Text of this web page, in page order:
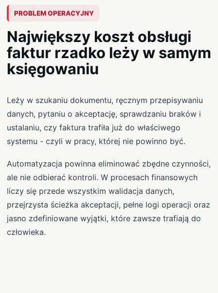
PROBLEM OPERACYJNY
Największy koszt obsługi
faktur rzadko leży w samym
księgowaniu
Leży w szukaniu dokumentu, ręcznym przepisywaniu
danych, pytaniu o akceptację, sprawdzaniu braków i
ustalaniu, czy faktura trafiła już do właściwego
systemu - czyli w pracy, której nie powinno być.
Automatyzacja powinna eliminować zbędne czynności,
ale nie odbierać kontroli. W procesach finansowych
liczy się przede wszystkim walidacja danych,
przejrzysta ścieżka akceptacji, pełne logi operacji oraz
jasno zdefiniowane wyjątki, które zawsze trafiają do
człowieka.